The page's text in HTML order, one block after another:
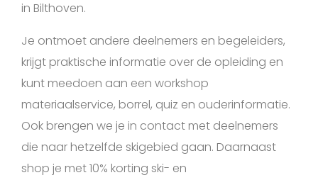
in Bilthoven.
Je ontmoet andere deelnemers en begeleiders,
krijgt praktische informatie over de opleiding en
kunt meedoen aan een workshop
materiaalservice, borrel, quiz en ouderinformatie.
Ook brengen we je in contact met deelnemers
die naar hetzelfde skigebied gaan. Daarnaast
shop je met 10% korting ski- en